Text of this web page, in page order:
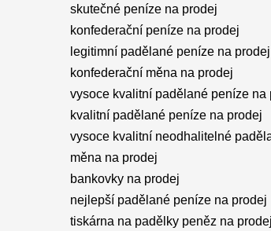
skutečné peníze na prodej
konfederační peníze na prodej
legitimní padělané peníze na prodej
konfederační měna na prodej
vysoce kvalitní padělané peníze na
kvalitní padělané peníze na prodej
vysoce kvalitní neodhalitelné
měna na prodej
bankovky na prodej
nejlepší padělané peníze na prodej
tiskárna na padělky peněz na prodej